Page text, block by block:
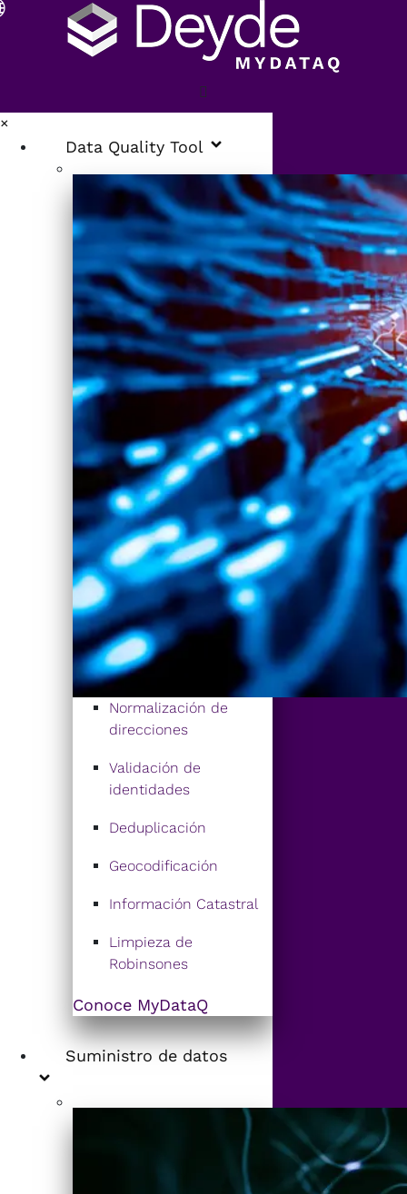
×
Data Quality Tool
Normalización de
direcciones
Validación de
identidades
Deduplicación
Geocodificación
Información Catastral
Limpieza de
Robinsones
Conoce MyDataQ
Suministro de datos